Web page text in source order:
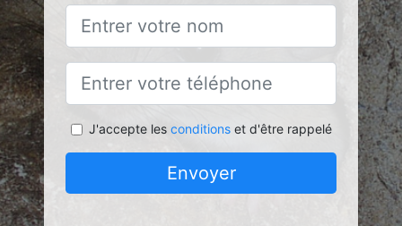
J'accepte les conditionset d'être rappelé
Envoyer